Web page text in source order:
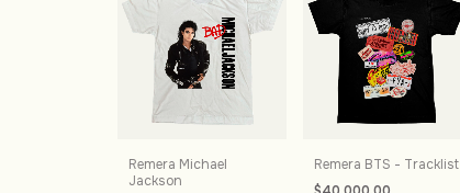
Remera Michael
Jackson
Remera BTS - Tracklist